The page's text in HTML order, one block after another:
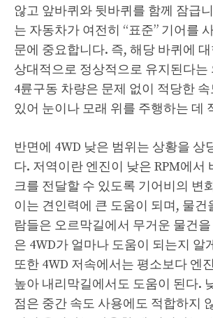
않고 앞바퀴와 뒷바퀴를 함께 잠급
는 자동차가 여전히 “표준” 기어를
문에 중요합니다. 즉, 해당 바퀴에
상대적으로 정상적으로 유지된다는
4륜구동 차량은 문제 없이 적당한
있어 눈이나 모래 위를 주행하는 데
반면에 4WD 낮은 범위는 상황을 상
다. 저역이란 엔진이 낮은 RPM에서
크를 전달할 수 있도록 기어비의 변
이는 견인력에 큰 도움이 되며, 물건
람들은 오르막길에서 무거운 물건
은 4WD가 얼마나 도움이 되는지 알
또한 4WD 저속에서는 평소보다 엔
높아 내리막길에서도 도움이 된다.
점은 중간 속도 사용에도 적합하지